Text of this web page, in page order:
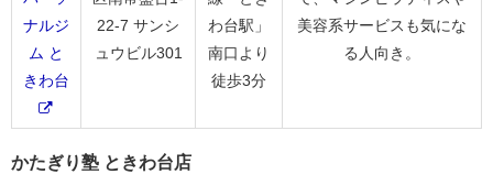
ナルジ
ム と
きわ台
22-7 サンシ
ュウビル301
わ台駅」
南口より
徒歩3分
美容系サービスも気にな
る人向き。
かたぎり塾 ときわ台店